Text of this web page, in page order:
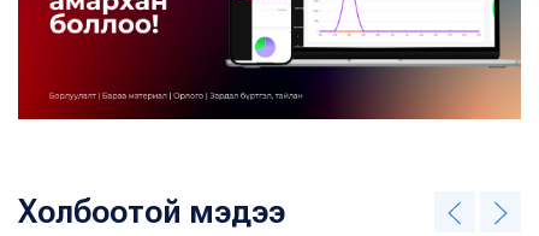
Холбоотой мэдээ